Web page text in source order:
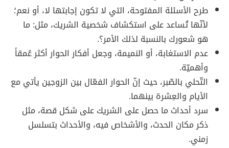
طرح الأسئلة المفتوحة، التي لا تكون إجابتها لا، أو نعم؛
لأنّها تُساعد على استكشاف شخصية الشريك، مثل: ما
هو شعورك بالنسبة لذلك الأمر؟.
عدم الاستغابة، أو النميمة، وجعل أفكار الحوار أكثر عُمقاً
وأهميّة.
التّحلي بالصّبر، حيث إنّ الحوار الفعّال بين الزوجين يأتي مع
الأيام والعِشرة بينهما.
سرد أحداث ما حصل على الشريك على شكل قصة، مثل
ذكر مكان الحدث، والأشخاص فيه، والأحداث بتسلسل
زمني.